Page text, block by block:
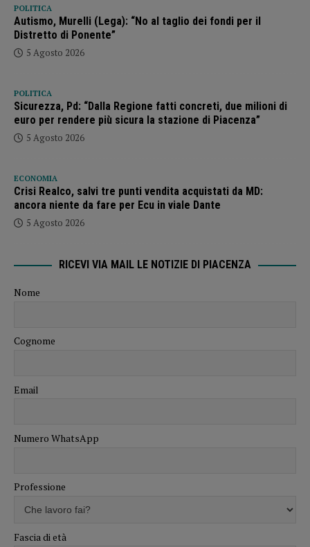
POLITICA
Autismo, Murelli (Lega): “No al taglio dei fondi per il
Distretto di Ponente”
5 Agosto 2026
POLITICA
Sicurezza, Pd: “Dalla Regione fatti concreti, due milioni di
euro per rendere più sicura la stazione di Piacenza”
5 Agosto 2026
ECONOMIA
Crisi Realco, salvi tre punti vendita acquistati da MD:
ancora niente da fare per Ecu in viale Dante
5 Agosto 2026
RICEVI VIA MAIL LE NOTIZIE DI PIACENZA
Nome
Cognome
Email
Numero WhatsApp
Professione
Fascia di età